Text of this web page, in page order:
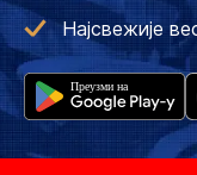
Најсвежије